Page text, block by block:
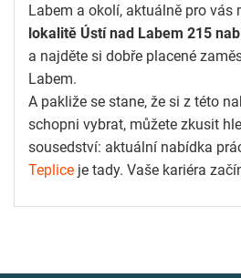
Labem a okolí, aktuálně pro vás
lokalitě Ústí nad Labem 215
a najděte si dobře placené
Labem.
A pakliže se stane, že si z této
schopni vybrat, můžete zkusit
sousedství: aktuální nabídka
Teplice je tady. Vaše kariéra